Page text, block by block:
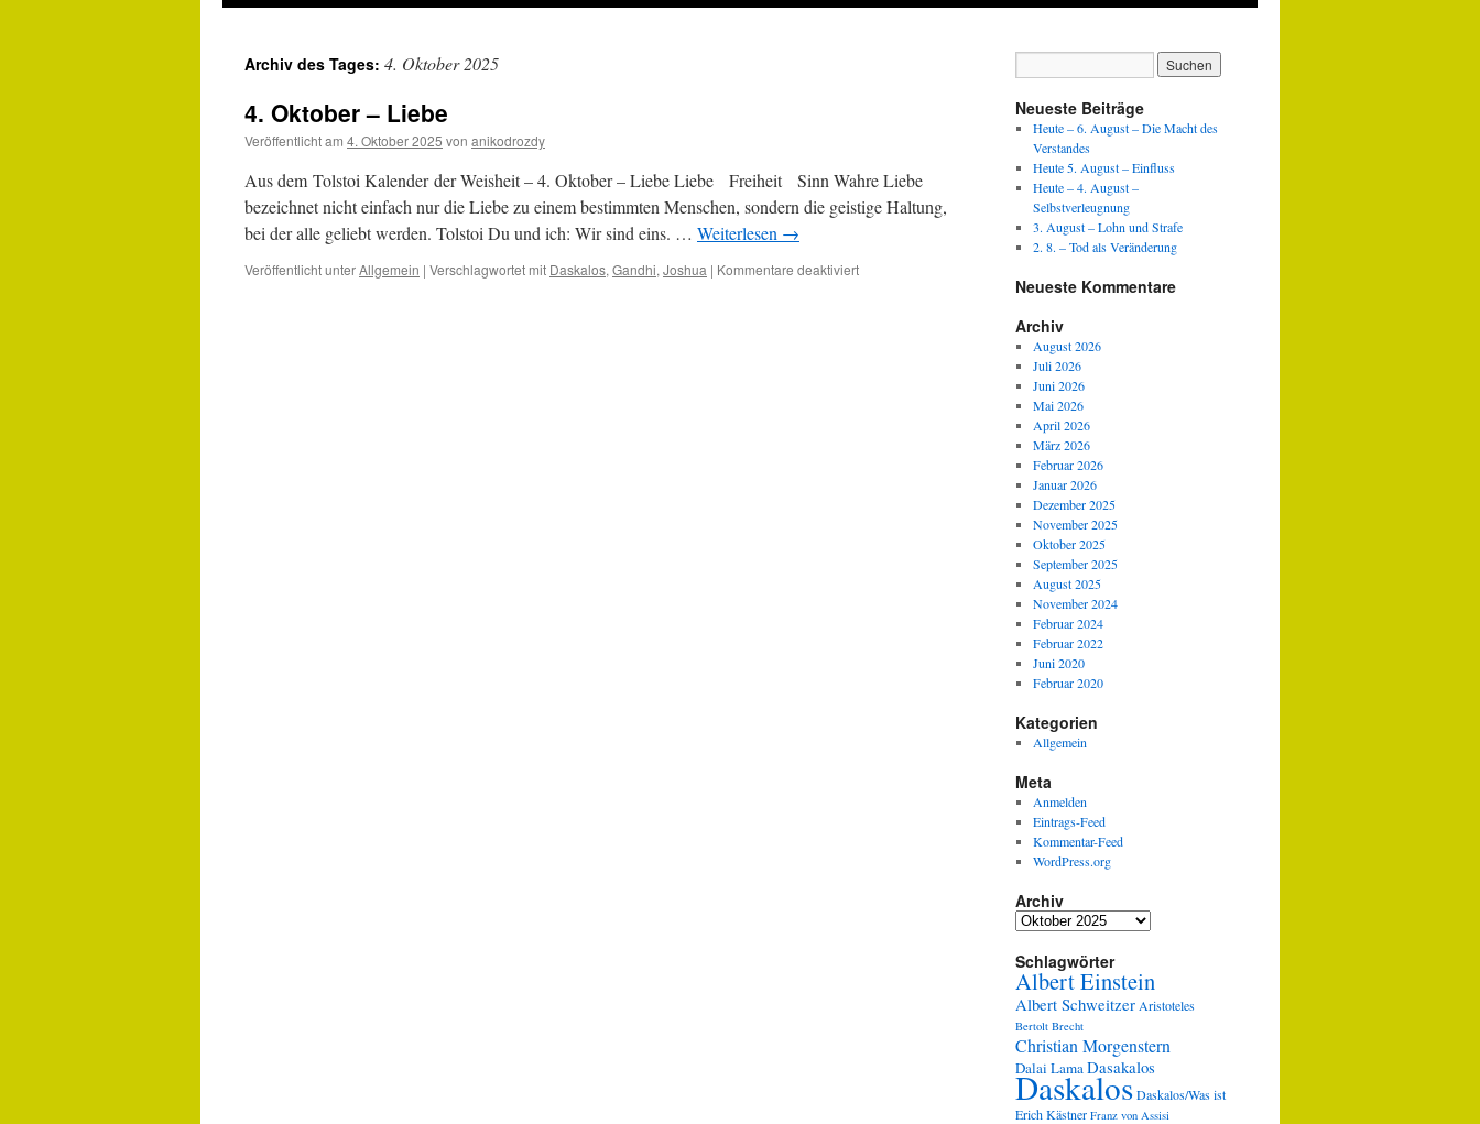
Archiv des Tages: 4. Oktober 2025
4. Oktober – Liebe
Veröffentlicht am 4. Oktober 2025 von anikodrozdy
Aus dem Tolstoi Kalender der Weisheit – 4. Oktober – Liebe Liebe Freiheit Sinn Wahre Liebe
bezeichnet nicht einfach nur die Liebe zu einem bestimmten Menschen, sondern die geistige Haltung,
bei der alle geliebt werden. Tolstoi Du und ich: Wir sind eins. … Weiterlesen →
Veröffentlicht unterAllgemein | Verschlagwortet mit Daskalos, Gandhi, Joshua | Kommentare deaktiviertfür
Neueste Beiträge
Heute – 6. August – Die Macht des
Verstandes
Heute 5. August – Einfluss
Heute – 4. August –
Selbstverleugnung
3. August – Lohn und Strafe
2. 8. – Tod als Veränderung
Neueste Kommentare
Archiv
August 2026
Juli 2026
Juni 2026
Mai 2026
April 2026
März 2026
Februar 2026
Januar 2026
Dezember 2025
November 2025
Oktober 2025
September 2025
August 2025
November 2024
Februar 2024
Februar 2022
Juni 2020
Februar 2020
Kategorien
Allgemein
Meta
Anmelden
Eintrags-Feed
Kommentar-Feed
WordPress.org
Archiv
Archiv
Schlagwörter
Albert Einstein
Albert Schweitzer Aristoteles
Bertolt Brecht
Christian Morgenstern
Dalai LamaDasakalos
DaskalosDaskalos/Was ist
Erich Kästner Franz von Assisi